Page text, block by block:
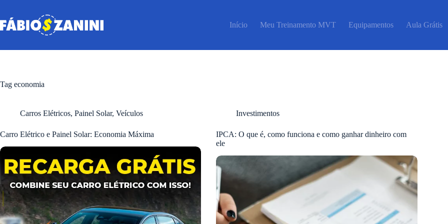
o
conteúdo
Início Meu Treinamento MVT Equipamentos Aula Grátis
Tag economia
Carros Elétricos, Painel Solar, Veículos
Carro Elétrico e Painel Solar: Economia Máxima
Investimentos
IPCA: O que é, como funciona e como ganhar dinheiro com
ele